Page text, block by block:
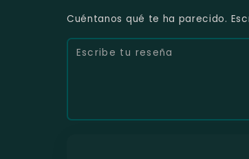
Cuéntanos qué te ha parecido.